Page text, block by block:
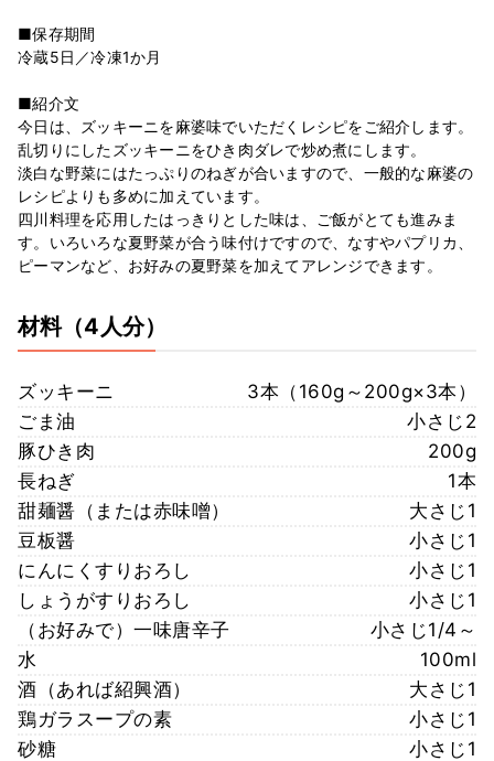
■保存期間
冷蔵5日／冷凍1か月
■紹介文
今日は、ズッキーニを麻婆味でいただくレシピをご紹介します。
乱切りにしたズッキーニをひき肉ダレで炒め煮にします。
淡白な野菜にはたっぷりのねぎが合いますので、一般的な麻婆の
レシピよりも多めに加えています。
四川料理を応用したはっきりとした味は、ご飯がとても進みま
す。いろいろな夏野菜が合う味付けですので、なすやパプリカ、
ピーマンなど、お好みの夏野菜を加えてアレンジできます。
材料（4人分）
ズッキーニ
3本（160g～200g×3本）
ごま油
小さじ2
豚ひき肉
200g
長ねぎ
1本
甜麺醤（または赤味噌）
大さじ1
豆板醤
小さじ1
にんにくすりおろし
小さじ1
しょうがすりおろし
小さじ1
（お好みで）一味唐辛子
小さじ1/4～
水
100ml
酒（あれば紹興酒）
大さじ1
鶏ガラスープの素
小さじ1
砂糖
小さじ1